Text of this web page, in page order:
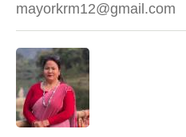
mayorkrm12@gmail.com